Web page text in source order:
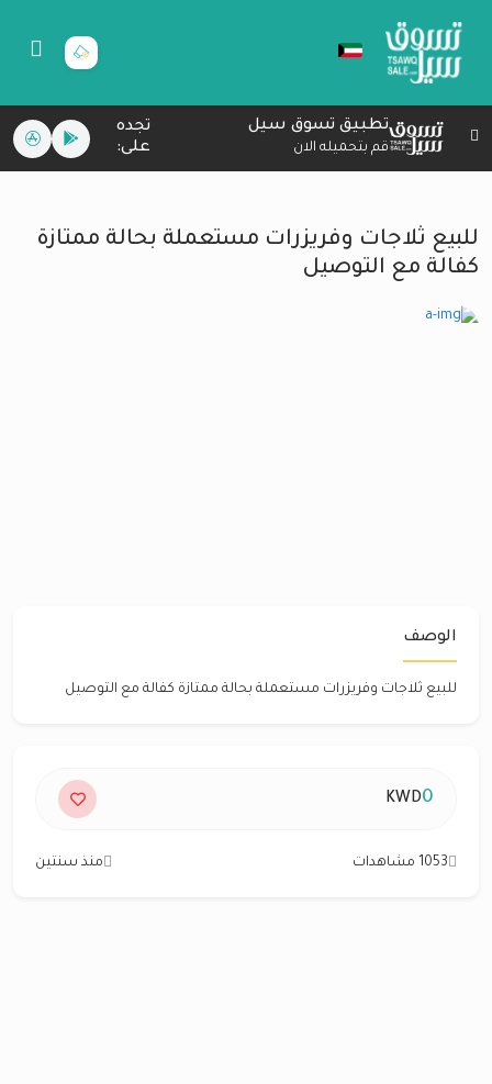
تطبيق تسوق سيل
قم بتحميله الان
تجده
على:
للبيع ثلاجات وفريزرات مستعملة بحالة ممتازة
كفالة مع التوصيل
الوصف
للبيع ثلاجات وفريزرات مستعملة بحالة ممتازة كفالة مع التوصيل
0
KWD
1053 مشاهدات منذ سنتين